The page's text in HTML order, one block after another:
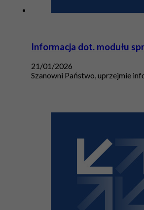
Informacja dot. modułu
21/01/2026
Szanowni Państwo, uprzejmie